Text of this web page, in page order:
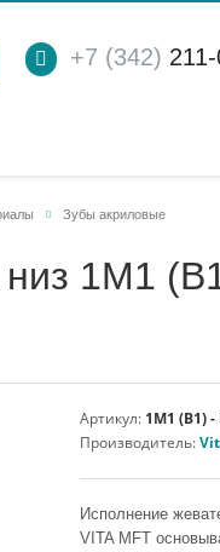
+7 (342)
Зубы акриловые
1M1
Артикул: 1M1 (B1) -
Производитель:
Исполнение
VITA MFT